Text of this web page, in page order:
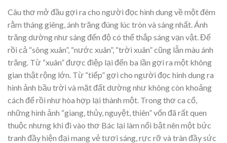
Câu thơ mở đầu gợi ra cho người đọc hình dung về một đêm
rằm tháng giêng, ánh trăng đúng lúc tròn và sáng nhất. Ánh
trăng dường như sáng đến độ có thể thắp sáng vạn vật. Để
rồi cả “sông xuân”, “nước xuân”, “trời xuân” cũng lẫn màu ánh
trăng. Từ “xuân” được điệp lại đến ba lần gợi ra một không
gian thật rộng lớn. Từ “tiếp” gợi cho người đọc hình dung ra
hình ảnh bầu trời và mặt đất dường như không còn khoảng
cách để rồi như hòa hợp lại thành một. Trong thơ ca cổ,
những hình ảnh “giang, thủy, nguyệt, thiên” vốn đã rất quen
thuộc nhưng khi đi vào thơ Bác lại làm nổi bật nên một bức
tranh đầy hiện đại mang vẻ tươi sáng, rực rỡ và tràn đầy sức